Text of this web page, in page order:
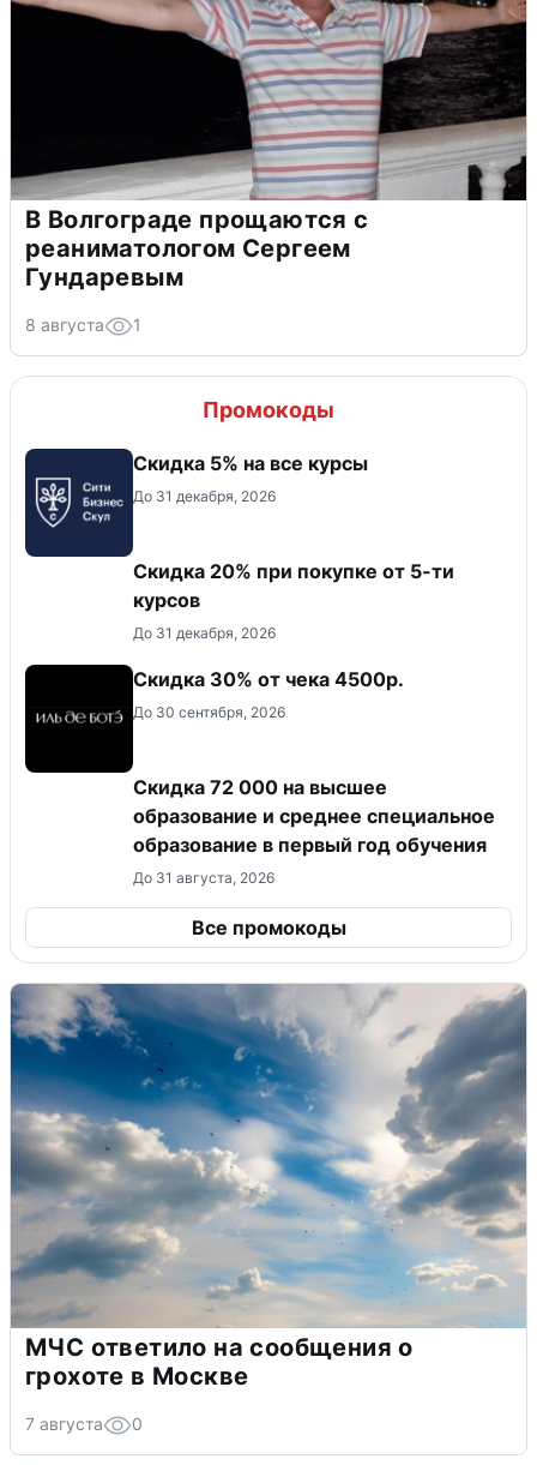
В Волгограде прощаются с
реаниматологом Сергеем
Гундаревым
8 августа 1
Промокоды
Скидка 5% на все курсы
До 31 декабря, 2026
Скидка 20% при покупке от 5-ти
курсов
До 31 декабря, 2026
Скидка 30% от чека 4500р.
До 30 сентября, 2026
Скидка 72 000 на высшее
образование и среднее специальное
образование в первый год обучения
До 31 августа, 2026
Все промокоды
МЧС ответило на сообщения о
грохоте в Москве
7 августа 0